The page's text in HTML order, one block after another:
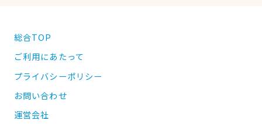
総合TOP
ご利用にあたって
プライバシーポリシー
お問い合わせ
運営会社